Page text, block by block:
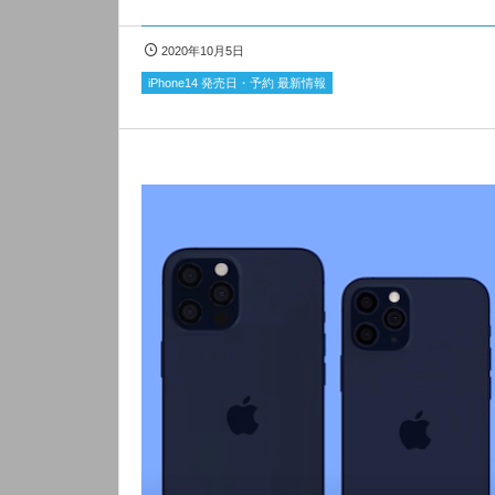
2020年10月5日
iPhone14 発売日・予約 最新情報